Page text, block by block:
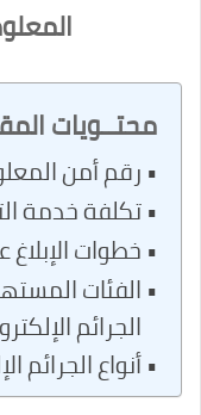
محتــويات
رقم أمن
تكلفة خدمة
خطوات الإبلاغ
الفئات
الجرائم
أنواع الجرائم